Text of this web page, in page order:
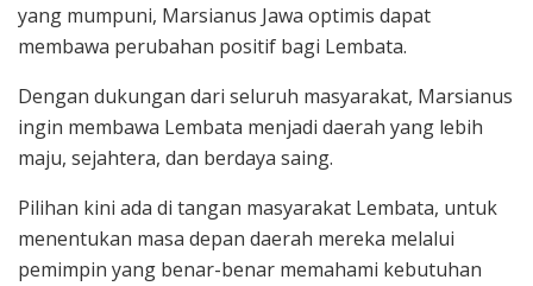
yang mumpuni, Marsianus Jawa optimis dapat
membawa perubahan positif bagi Lembata.
Dengan dukungan dari seluruh masyarakat, Marsianus
ingin membawa Lembata menjadi daerah yang lebih
maju, sejahtera, dan berdaya saing.
Pilihan kini ada di tangan masyarakat Lembata, untuk
menentukan masa depan daerah mereka melalui
pemimpin yang benar-benar memahami kebutuhan